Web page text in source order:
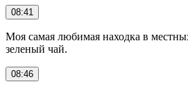
08:41
Моя самая любимая находка в
зеленый чай.
08:46